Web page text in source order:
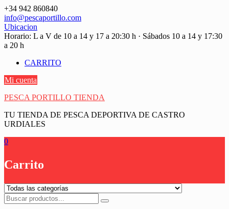
Saltar
contenido
+34 942 860840
info@pescaportillo.com
Ubicacion
Horario: L a V de 10 a 14 y 17 a 20:30 h · Sábados 10 a 14 y 17:30
a 20 h
CARRITO
Mi cuenta
PESCA PORTILLO TIENDA
TU TIENDA DE PESCA DEPORTIVA DE CASTRO
URDIALES
0
Carrito